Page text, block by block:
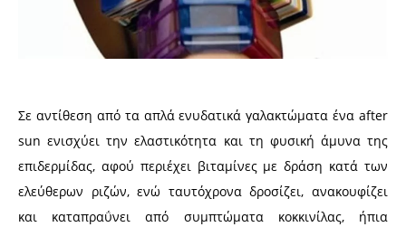
Σε αντίθεση από τα απλά ενυδατικά γαλακτώματα ένα after
sun ενισχύει την ελαστικότητα και τη φυσική άμυνα της
επιδερμίδας, αφού περιέχει βιταμίνες με δράση κατά των
ελεύθερων ριζών, ενώ ταυτόχρονα δροσίζει, ανακουφίζει
και καταπραΰνει από συμπτώματα κοκκινίλας, ήπια